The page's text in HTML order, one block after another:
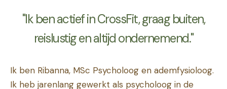
"Ik ben actief in CrossFit, graag buiten,
reislustig en altijd ondernemend."
Ik ben Ribanna, MSc Psycholoog en ademfysioloog.
Ik heb jarenlang gewerkt als psycholoog in de